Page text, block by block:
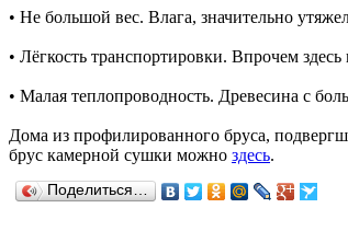
• Не большой вес. Влага, значительно
• Лёгкость транспортировки. Впрочем
• Малая теплопроводность. Древесина с
Дома из профилированного бруса,
брус камерной сушки можно здесь.
Поделиться…